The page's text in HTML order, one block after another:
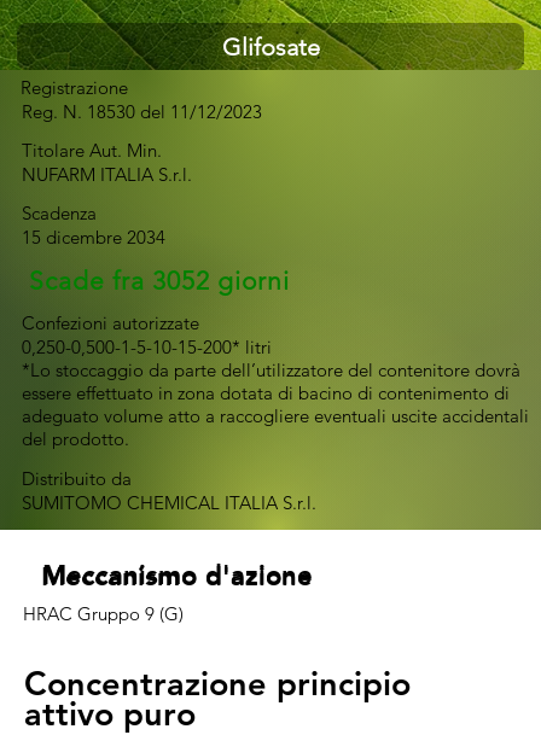
Glifosate
Registrazione
Reg. N. 18530 del 11/12/2023
Confezioni autorizzate
Titolare Aut. Min.
NUFARM ITALIA S.r.l.
Scadenza
15 dicembre 2034
Scade fra 3052 giorni
Distribuito da
SUMITOMO CHEMICAL ITALIA S.r.l.
0,250-0,500-1-5-10-15-200* litri
*Lo stoccaggio da parte dell’utilizzatore del contenitore dovrà
essere effettuato in zona dotata di bacino di contenimento di
adeguato volume atto a raccogliere eventuali uscite accidentali
del prodotto.
Meccanismo d'azione
Meccanismo d'azione
HRAC Gruppo 9 (G)
Meccanismo d'azione
Meccanismo d'azione
Concentrazione principio
attivo puro
Concentrazione principio
attivo puro